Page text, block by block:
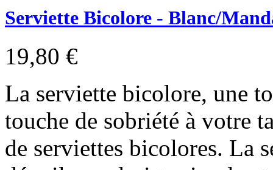
Serviette Bicolore - Blanc/
19,80 €
La serviette bicolore, une
touche de sobriété à votre
de serviettes bicolores. La